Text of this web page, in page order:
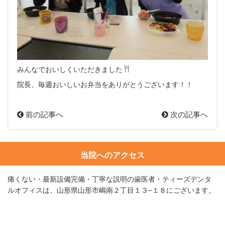
みんなでおいしくいただきました
院長、毎週おいしいお弁当をありがとうございます！！
前の記事へ 次の記事へ
当院へのアクセス
痛くない・最新設備完備・丁寧な説明の歯医者・ティーズデンタ
ルオフィスは、山形県山形市嶋南２丁目１３−１８にございます。